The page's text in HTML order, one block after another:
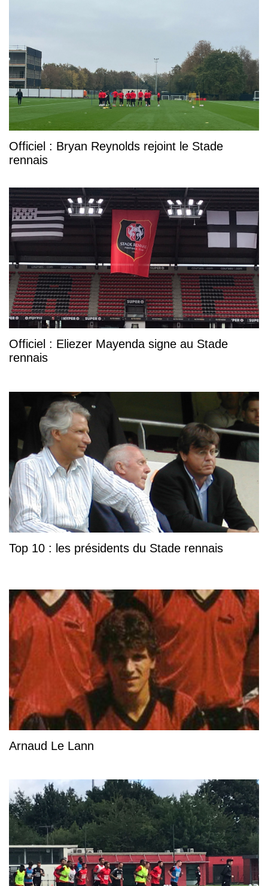
Officiel : Bryan Reynolds rejoint le Stade
rennais
Officiel : Eliezer Mayenda signe au Stade
rennais
Top 10 : les présidents du Stade rennais
Arnaud Le Lann